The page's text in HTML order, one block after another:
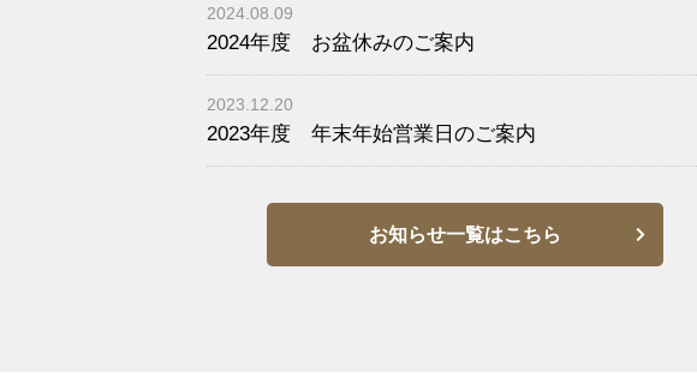
2024.08.09
2024年度 お盆休みのご案内
2023.12.20
2023年度 年末年始営業日のご案内
お知らせ一覧はこちら